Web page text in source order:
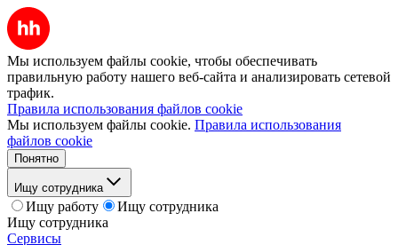
Мы используем файлы cookie, чтобы обеспечивать
правильную работу нашего веб-сайта и анализировать сетевой
трафик.
Правила использования файлов cookie
Мы используем файлы cookie. Правила использования
файлов cookie
Понятно
Ищу сотрудника
Ищу работу
Ищу сотрудника
Ищу сотрудника
Сервисы